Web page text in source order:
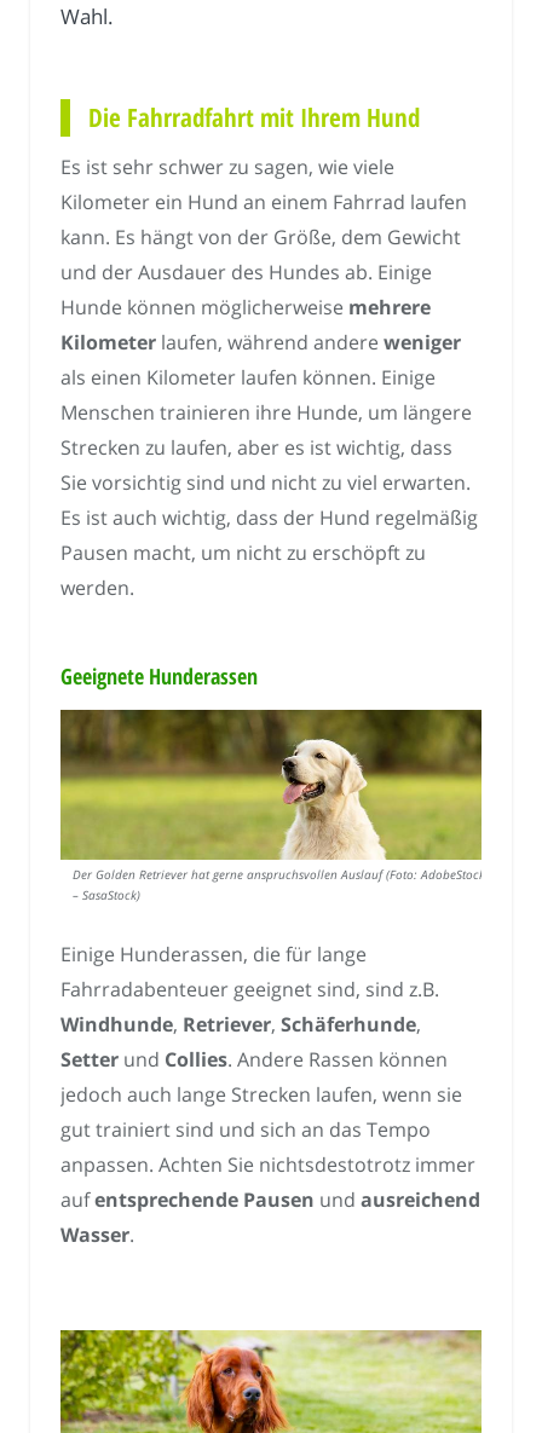
Wahl.
Die Fahrradfahrt mit Ihrem Hund
Es ist sehr schwer zu sagen, wie viele
Kilometer ein Hund an einem Fahrrad laufen
kann. Es hängt von der Größe, dem Gewicht
und der Ausdauer des Hundes ab. Einige
Hunde können möglicherweise mehrere
Kilometer laufen, während andere weniger
als einen Kilometer laufen können. Einige
Menschen trainieren ihre Hunde, um längere
Strecken zu laufen, aber es ist wichtig, dass
Sie vorsichtig sind und nicht zu viel erwarten.
Es ist auch wichtig, dass der Hund regelmäßig
Pausen macht, um nicht zu erschöpft zu
werden.
Geeignete Hunderassen
Der Golden Retriever hat gerne anspruchsvollen Auslauf (Foto: AdobeStock
– SasaStock)
Einige Hunderassen, die für lange
Fahrradabenteuer geeignet sind, sind z.B.
Windhunde, Retriever, Schäferhunde,
Setter und Collies. Andere Rassen können
jedoch auch lange Strecken laufen, wenn sie
gut trainiert sind und sich an das Tempo
anpassen. Achten Sie nichtsdestotrotz immer
aufentsprechende Pausen und ausreichend
Wasser.